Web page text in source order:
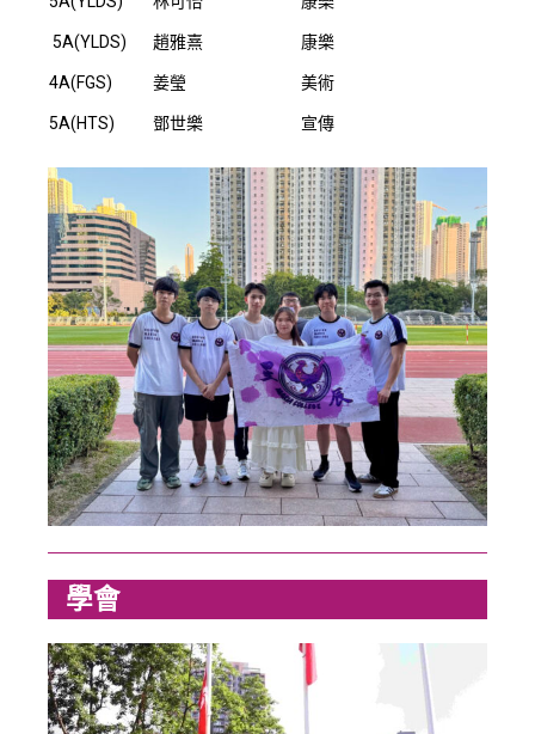
5A(YLDS) 趙雅熹 康樂
4A(FGS) 姜瑩 美術
5A(HTS) 鄧世樂 宣傳
學會